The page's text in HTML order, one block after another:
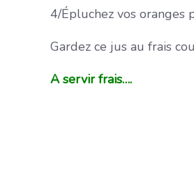
4/Épluchez vos oranges
Gardez ce jus au frais
A servir frais….